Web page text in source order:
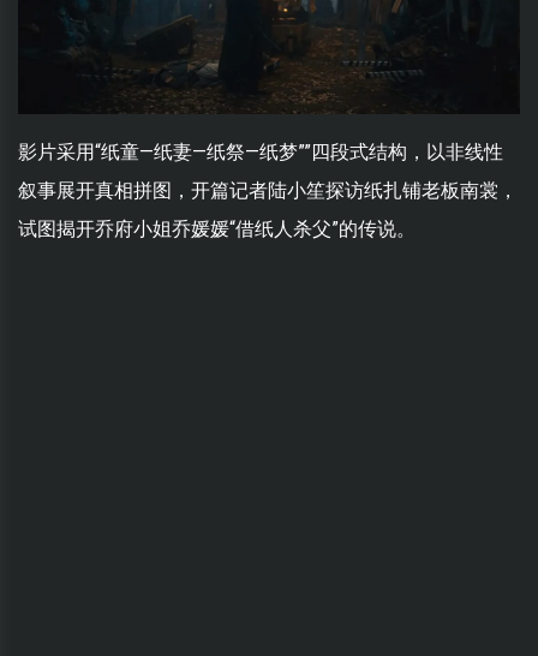
影片采用“纸童—纸妻—纸祭—纸梦””四段式结构，以非线性
叙事展开真相拼图，开篇记者陆小笙探访纸扎铺老板南裳，
试图揭开乔府小姐乔媛媛“借纸人杀父”的传说。